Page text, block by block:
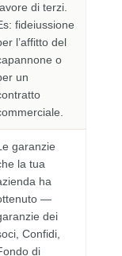
di terzi.
fideiussione
l’affitto del
o
un
garanzie
la tua
ha
—
dei
Confidi,
di